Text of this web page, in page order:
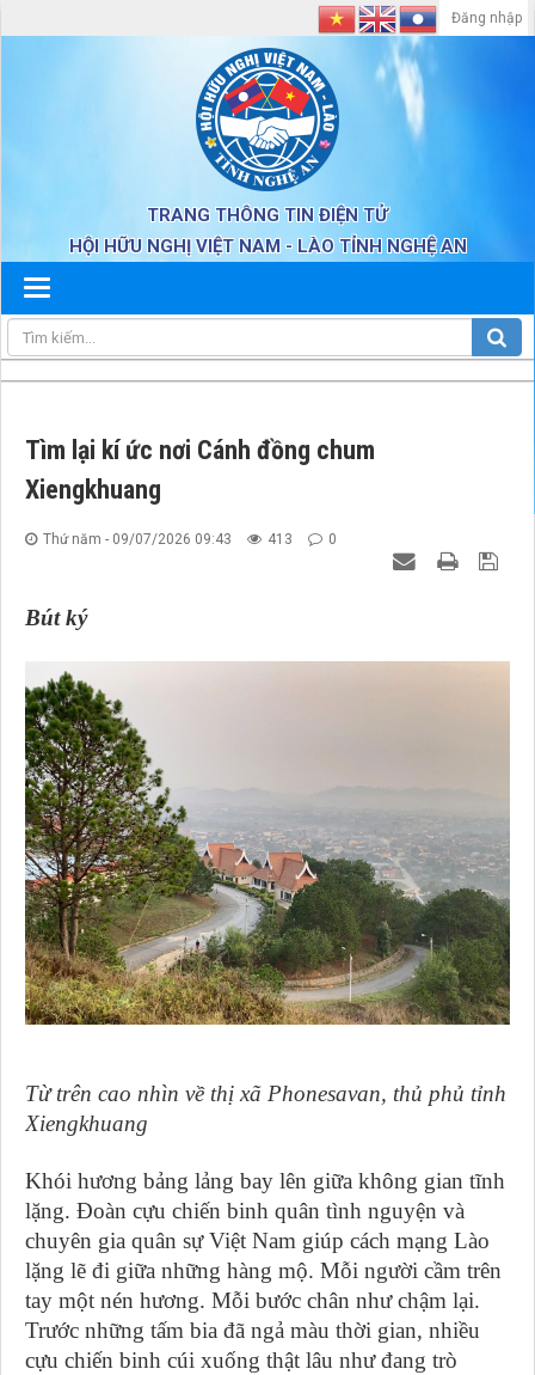
TRANG THÔNG TIN ĐIỆN TỬ
HỘI HỮU NGHỊ VIỆT NAM - LÀO TỈNH NGHỆ AN
Đăng nhập
Tìm lại kí ức nơi Cánh đồng chum
Xiengkhuang
Thứ năm - 09/07/2026 09:43 413 0
Bút ký
Từ trên cao nhìn về thị xã Phonesavan, thủ phủ tỉnh
Xiengkhuang
Khói hương bảng lảng bay lên giữa không gian tĩnh
lặng. Đoàn cựu chiến binh quân tình nguyện và
chuyên gia quân sự Việt Nam giúp cách mạng Lào
lặng lẽ đi giữa những hàng mộ. Mỗi người cầm trên
tay một nén hương. Mỗi bước chân như chậm lại.
Trước những tấm bia đã ngả màu thời gian, nhiều
cựu chiến binh cúi xuống thật lâu như đang trò